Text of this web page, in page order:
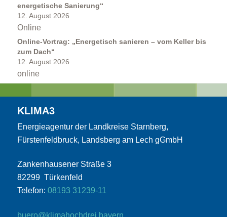
Kommunale Energie- und Wärmeplanung
energetische Sanierung“
12. August 2026
Online
Online-Vortrag: „Energetisch sanieren – vom Keller bis
zum Dach“
12. August 2026
online
KLIMA3
Energieagentur der Landkreise Starnberg,
Fürstenfeldbruck, Landsberg am Lech gGmbH
Zankenhausener Straße 3
82299 Türkenfeld
Telefon: 08193 31239-11
buero@klimahochdrei.bayern